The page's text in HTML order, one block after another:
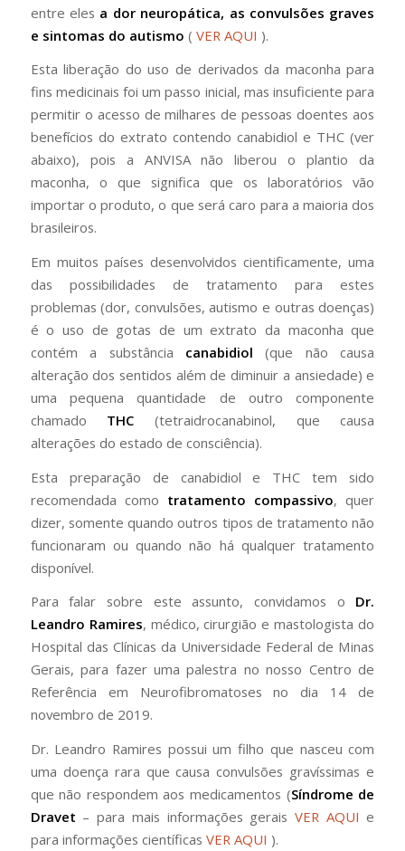
entre eles a dor neuropática, as convulsões graves
e sintomas do autismo ( VER AQUI ).
Esta liberação do uso de derivados da maconha para
fins medicinais foi um passo inicial, mas insuficiente para
permitir o acesso de milhares de pessoas doentes aos
benefícios do extrato contendo canabidiol e THC (ver
abaixo), pois a ANVISA não liberou o plantio da
maconha, o que significa que os laboratórios vão
importar o produto, o que será caro para a maioria dos
brasileiros.
Em muitos países desenvolvidos cientificamente, uma
das possibilidades de tratamento para estes
problemas (dor, convulsões, autismo e outras doenças)
é o uso de gotas de um extrato da maconha que
contém a substância canabidiol(que não causa
alteração dos sentidos além de diminuir a ansiedade) e
uma pequena quantidade de outro componente
chamado THC (tetraidrocanabinol, que causa
alterações do estado de consciência).
Esta preparação de canabidiol e THC tem sido
recomendada como tratamento compassivo, quer
dizer, somente quando outros tipos de tratamento não
funcionaram ou quando não há qualquer tratamento
disponível.
Para falar sobre este assunto, convidamos o Dr.
Leandro Ramires, médico, cirurgião e mastologista do
Hospital das Clínicas da Universidade Federal de Minas
Gerais, para fazer uma palestra no nosso Centro de
Referência em Neurofibromatoses no dia 14 de
novembro de 2019.
Dr. Leandro Ramires possui um filho que nasceu com
uma doença rara que causa convulsões gravíssimas e
que não respondem aos medicamentos (Síndrome de
Dravet – para mais informações gerais VER AQUI e
para informações científicas VER AQUI ).